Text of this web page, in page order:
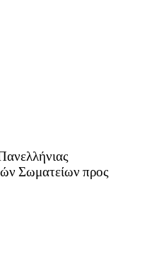
Σωματείων προς